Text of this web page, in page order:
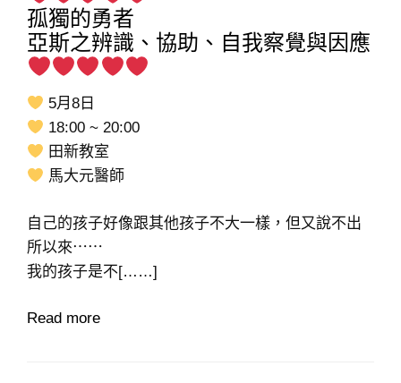
孤獨的勇者
亞斯之辨識、協助、自我察覺與因應
5月8日
18:00 ~ 20:00
田新教室
馬大元醫師
自己的孩子好像跟其他孩子不大一樣，但又說不出
所以來⋯⋯
我的孩子是不[……]
Read more